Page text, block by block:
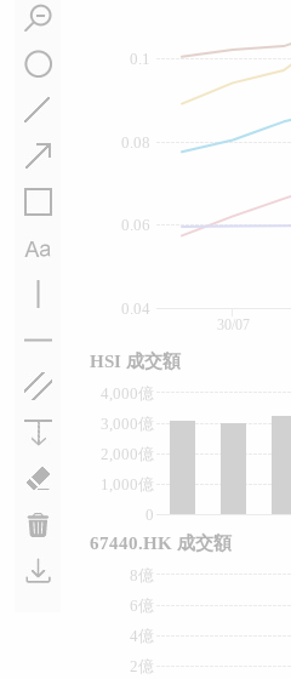
0.04
0.06
0.08
0.1
0
1,000億
2,000億
3,000億
4,000億
2億
4億
6億
8億
30/07
HSI 成交額
67440.HK 成交額